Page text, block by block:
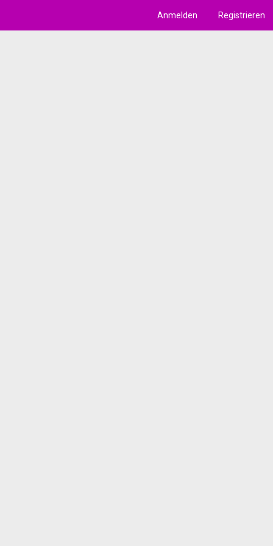
Anmelden Registrieren